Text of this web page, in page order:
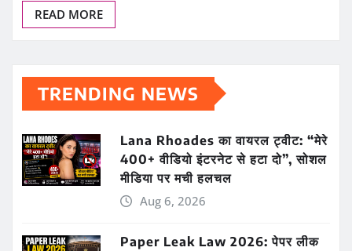
READ MORE
TRENDING NEWS
Lana Rhoades का वायरल ट्वीट: “मेरे
400+ वीडियो इंटरनेट से हटा दो”, सोशल
मीडिया पर मची हलचल
Aug 6, 2026
Paper Leak Law 2026: पेपर लीक